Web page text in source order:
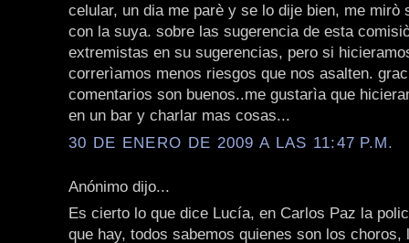
celular, un dia me parè y se lo dije bien, me mirò
con la suya. sobre las sugerencia de esta
extremistas en su sugerencias, pero si
correrìamos menos riesgos que nos asalten.
comentarios son buenos..me gustarìa que
en un bar y charlar mas cosas...
30 DE ENERO DE 2009 A LAS 11:47 P.M.
Anónimo dijo...
Es cierto lo que dice Lucía, en Carlos Paz la
que hay, todos sabemos quienes son los choros,